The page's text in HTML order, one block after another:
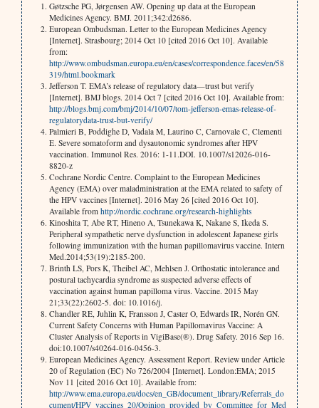
Gøtzsche PG, Jørgensen AW. Opening up data at the European
Medicines Agency. BMJ. 2011;342:d2686.
European Ombudsman. Letter to the European Medicines Agency
[Internet]. Strasbourg; 2014 Oct 10 [cited 2016 Oct 10]. Available
from:
http://www.ombudsman.europa.eu/en/cases/correspondence.faces/en/58
319/html.bookmark
Jefferson T. EMA’s release of regulatory data—trust but verify
[Internet]. BMJ blogs. 2014 Oct 7 [cited 2016 Oct 10]. Available from:
http://blogs.bmj.com/bmj/2014/10/07/tom-jefferson-emas-release-of-
regulatorydata-trust-but-verify/
Palmieri B, Poddighe D, Vadala M, Laurino C, Carnovale C, Clementi
E. Severe somatoform and dysautonomic syndromes after HPV
vaccination. Immunol Res. 2016: 1-11.DOI. 10.1007/s12026-016-
8820-z
Cochrane Nordic Centre. Complaint to the European Medicines
Agency (EMA) over maladministration at the EMA related to safety of
the HPV vaccines [Internet]. 2016 May 26 [cited 2016 Oct 10].
Available from http://nordic.cochrane.org/research-highlights
Kinoshita T, Abe RT, Hineno A, Tsunekawa K, Nakane S, Ikeda S.
Peripheral sympathetic nerve dysfunction in adolescent Japanese girls
following immunization with the human papillomavirus vaccine. Intern
Med.2014;53(19):2185-200.
Brinth LS, Pors K, Theibel AC, Mehlsen J. Orthostatic intolerance and
postural tachycardia syndrome as suspected adverse effects of
vaccination against human papilloma virus. Vaccine. 2015 May
21;33(22):2602-5. doi: 10.1016/j.
Chandler RE, Juhlin K, Fransson J, Caster O, Edwards IR, Norén GN.
Current Safety Concerns with Human Papillomavirus Vaccine: A
Cluster Analysis of Reports in VigiBase(®). Drug Safety. 2016 Sep 16.
doi:10.1007/s40264-016-0456-3.
European Medicines Agency. Assessment Report. Review under Article
20 of Regulation (EC) No 726/2004 [Internet]. London:EMA; 2015
Nov 11 [cited 2016 Oct 10]. Available from:
http://www.ema.europa.eu/docs/en_GB/document_library/Referrals_do
cument/HPV_vaccines_20/Opinion_provided_by_Committee_for_Med